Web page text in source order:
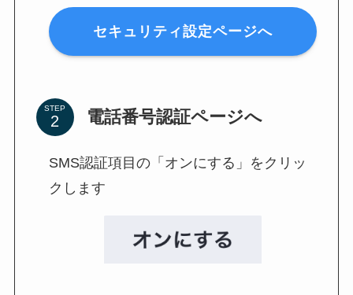
セキュリティ設定ページへ
STEP 電話番号認証ページへ
SMS認証項目の「オンにする」をクリッ
クします